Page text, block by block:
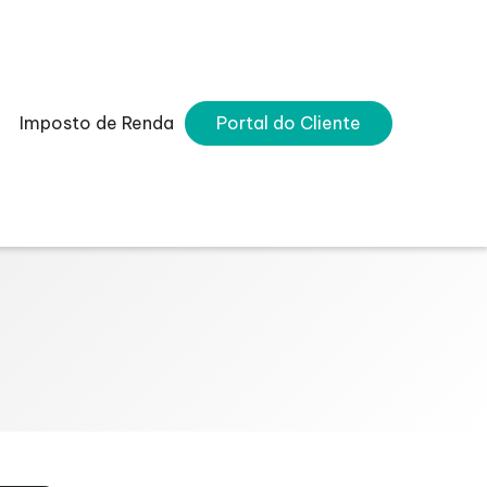
Imposto de Renda Portal do Cliente